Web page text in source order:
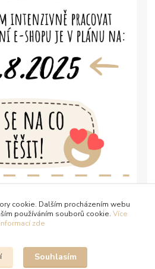
cookie. Dalším procházením webu
používáním souborů cookie. Více
informací zde
Souhlasím